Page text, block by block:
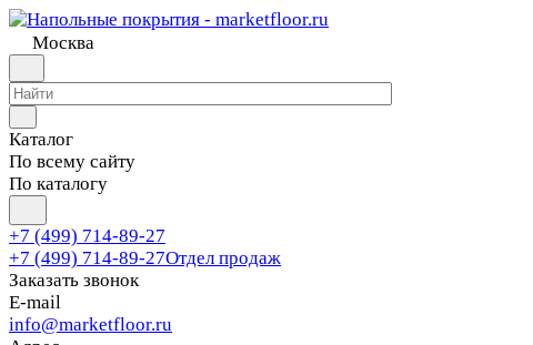
Москва
Каталог
По всему сайту
По каталогу
+7 (499) 714-89-27
+7 (499) 714-89-27Отдел продаж
Заказать звонок
E-mail
info@marketfloor.ru